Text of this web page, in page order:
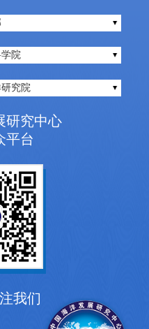
院
究院
研究中心
平台
我们